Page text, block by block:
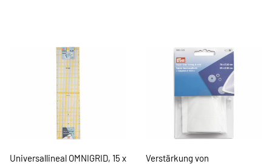
Universallineal OMNIGRID, 15 x
Verstärkung von